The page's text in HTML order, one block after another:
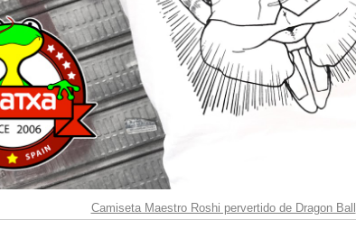
Camiseta Maestro Roshi pervertido de Dragon Ball